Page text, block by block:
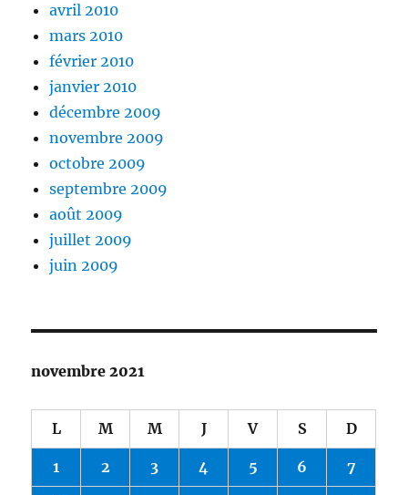
avril 2010
mars 2010
février 2010
janvier 2010
décembre 2009
novembre 2009
octobre 2009
septembre 2009
août 2009
juillet 2009
juin 2009
novembre 2021
L M M J V S D
1 2 3 4 5 6 7